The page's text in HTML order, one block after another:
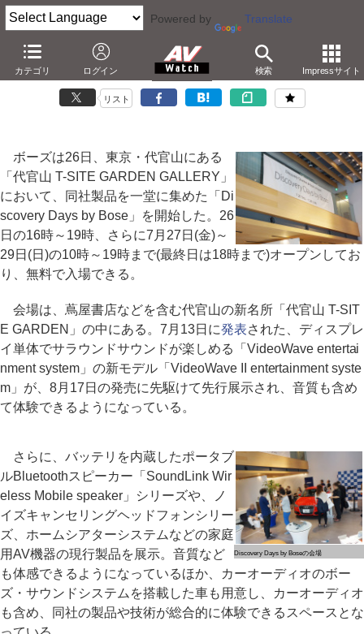
Powered by Translate
カテゴリ ログイン 検索 Impressサイト
ボーズ、代官山で「VideoWave II」など新製品を紹介
－NCヘッドフォンからカーオーディオまで。入場無料
リスト
ボーズは26日、東京・代官山にある
「代官山 T-SITE GARDEN GALLERY」
において、同社製品を一堂に集めた「Di
scovery Days by Bose」を開始した。26
日の16時～19時、さらに7月27日(金)～
29日(日)の10時～19時まで(最終日は18時まで)オープンしてお
り、無料で入場できる。
会場は、蔦屋書店などを含む代官山の新名所「代官山 T-SIT
E GARDEN」の中にある。7月13日に発表された、ディスプレ
イ単体でサラウンドサウンドが楽しめる「VideoWave entertai
nment system」の新モデル「VideoWave II entertainment syste
m」が、8月17日の発売に先駆けて先行展示され、音質も含め
て体験できるようになっている。
Discovery Days by Boseの会場
さらに、バッテリを内蔵したポータブ
ルBluetoothスピーカー「SoundLink Wir
eless Mobile speaker」シリーズや、ノ
イズキャンセリングヘッドフォンシリー
ズ、ホームシアターシステムなどの家庭
用AV機器の現行製品を展示。音質など
も体感できるようになっているほか、カーオーディオのボー
ズ・サウンドシステムを搭載した車も用意し、カーオーディオ
も含め、同社の製品や技術が総合的に体験できるスペースとな